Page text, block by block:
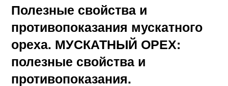
Полезные свойства и
противопоказания мускатного
ореха. МУСКАТНЫЙ ОРЕХ:
полезные свойства и
противопоказания.